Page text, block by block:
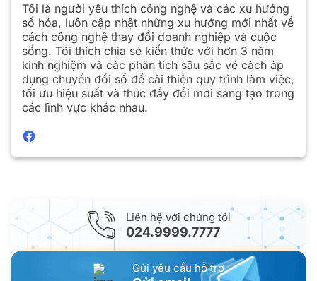
Tôi là người yêu thích công nghệ và các xu hướng
số hóa, luôn cập nhật những xu hướng mới nhất về
cách công nghệ thay đổi doanh nghiệp và cuộc
sống. Tôi thích chia sẻ kiến thức với hơn 3 năm
kinh nghiệm và các phân tích sâu sắc về cách áp
dụng chuyển đổi số để cải thiện quy trình làm việc,
tối ưu hiệu suất và thúc đẩy đổi mới sáng tạo trong
các lĩnh vực khác nhau.
Liên hệ với chúng tôi
024.9999.7777
Gửi yêu cầu hỗ trợ